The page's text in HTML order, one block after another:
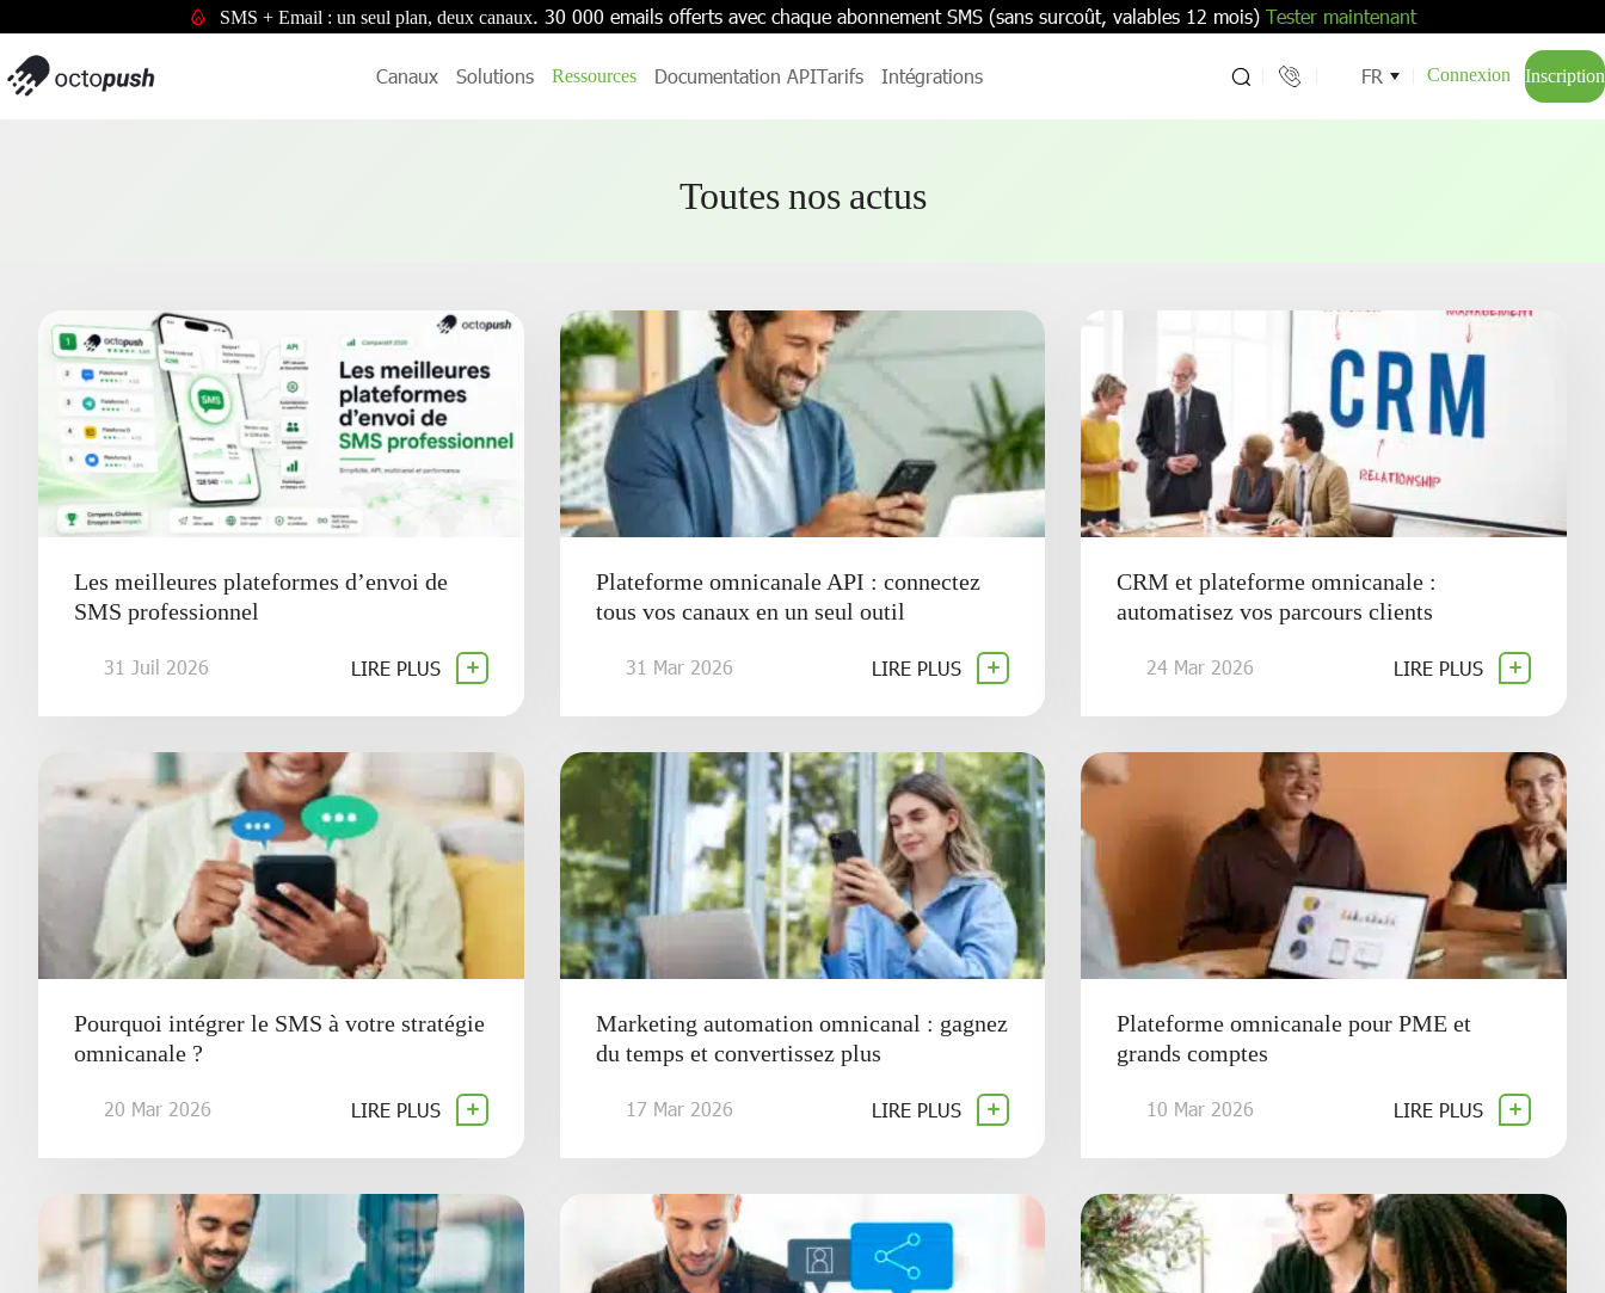
SMS + Email : un seul plan, deux canaux. 30 000 emails offerts avec chaque abonnement SMS (sans surcoût, valables 12 mois) Tester maintenant
Canaux Solutions Ressources Documentation APITarifs Intégrations FR Connexion Inscription
Toutes nos actus
Les meilleures plateformes d’envoi de
SMS professionnel
31 Juil 2026 LIRE PLUS
Plateforme omnicanale API : connectez
tous vos canaux en un seul outil
31 Mar 2026 LIRE PLUS
CRM et plateforme omnicanale :
automatisez vos parcours clients
24 Mar 2026 LIRE PLUS
Pourquoi intégrer le SMS à votre stratégie
omnicanale ?
20 Mar 2026 LIRE PLUS
Marketing automation omnicanal : gagnez
du temps et convertissez plus
17 Mar 2026 LIRE PLUS
Plateforme omnicanale pour PME et
grands comptes
10 Mar 2026 LIRE PLUS